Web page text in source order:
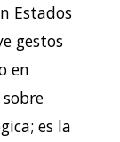
Estados
gestos
en
es la